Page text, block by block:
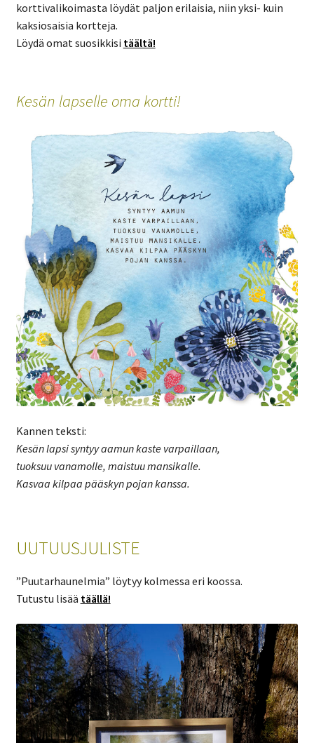
korttivalikoimasta löydät paljon erilaisia, niin yksi- kuin
kaksiosaisia kortteja.
Löydä omat suosikkisi täältä!
Kesän lapselle oma kortti!
Kannen teksti:
Kesän lapsi syntyy aamun kaste varpaillaan,
tuoksuu vanamolle, maistuu mansikalle.
Kasvaa kilpaa pääskyn pojan kanssa.
UUTUUSJULISTE
”Puutarhaunelmia” löytyy kolmessa eri koossa.
Tutustu lisää täällä!